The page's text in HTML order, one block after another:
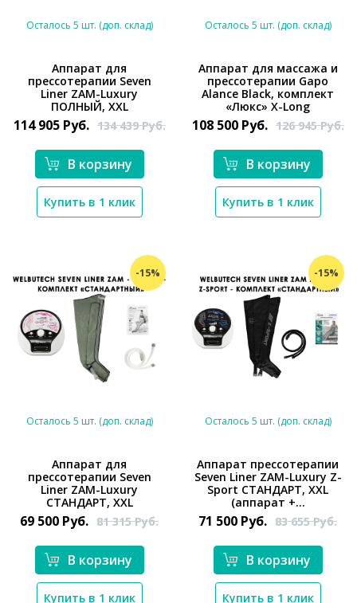
*}
Осталось 5 шт. (доп. склад)
Аппарат для
прессотерапии Seven
Liner ZAM-Luxury
ПОЛНЫЙ, XXL
114 905 Руб. 134 439Руб.
В корзину
Купить в 1 клик
*}
Осталось 5 шт. (доп. склад)
Аппарат для массажа и
прессотерапии Gapo
Alance Black, комплект
«Люкс» X-Long
108 500 Руб. 126 945Руб.
В корзину
Купить в 1 клик
-15%
*}
Осталось 5 шт. (доп. склад)
Аппарат для
прессотерапии Seven
Liner ZAM-Luxury
СТАНДАРТ, XXL
69 500 Руб. 81 315Руб.
В корзину
Купить в 1 клик
-15%
*}
Осталось 5 шт. (доп. склад)
Аппарат прессотерапии
Seven Liner ZAM-Luxury Z-
Sport СТАНДАРТ, XXL
(аппарат +...
71 500 Руб. 83 655Руб.
В корзину
Купить в 1 клик